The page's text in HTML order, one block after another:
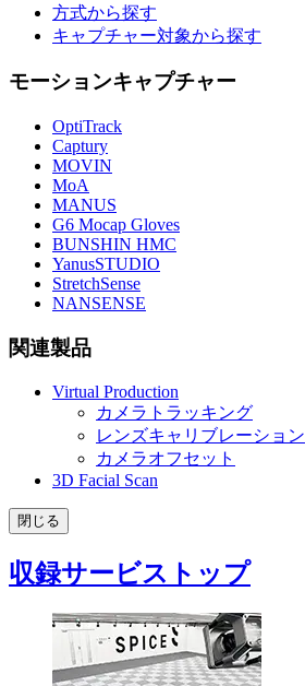
方式から探す
キャプチャー対象から探す
モーションキャプチャー
OptiTrack
Captury
MOVIN
MoA
MANUS
G6 Mocap Gloves
BUNSHIN HMC
YanusSTUDIO
StretchSense
NANSENSE
関連製品
Virtual Production
カメラトラッキング
レンズキャリブレーション
カメラオフセット
3D Facial Scan
閉じる
収録サービストップ